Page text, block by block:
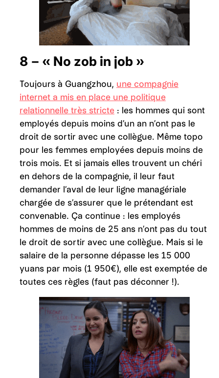
8 – « No zob in job »
Toujours à Guangzhou, une compagnie
internet a mis en place une politique
relationnelle très stricte : les hommes qui sont
employés depuis moins d’un an n’ont pas le
droit de sortir avec une collègue. Même topo
pour les femmes employées depuis moins de
trois mois. Et si jamais elles trouvent un chéri
en dehors de la compagnie, il leur faut
demander l’aval de leur ligne managériale
chargée de s’assurer que le prétendant est
convenable. Ça continue : les employés
hommes de moins de 25 ans n’ont pas du tout
le droit de sortir avec une collègue. Mais si le
salaire de la personne dépasse les 15 000
yuans par mois (1 950€), elle est exemptée de
toutes ces règles (faut pas déconner !).